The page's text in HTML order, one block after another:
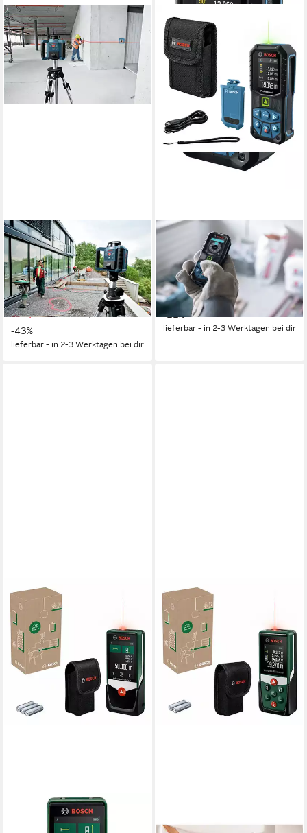
BOSCH
Punkt- und Linienlaser GRL
250 HV, Rotationslaser mit 2
x 1,5 V Batterie LR6 (AA) - im
Handwerkerkoffer
399,00 € UVP702,10 €
-43%
lieferbar - in 2-3 Werktagen bei dir
BOSCH
Entfernungsmesser GLM 50-
27 CG, Laser mit
Schutztasche & BA 3,7V 1 Ah
258,77 € UVP332,01 €
-22%
lieferbar - in 2-3 Werktagen bei dir